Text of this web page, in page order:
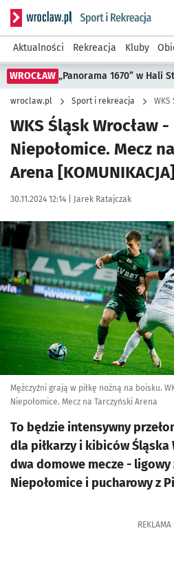
Serwis informacyjny wroclaw.pl
Aktualności Rekreacja Kluby
WROCŁAW „Panorama 1670” w Hali
wroclaw.pl Sport i rekreacja WKS
WKS Śląsk Wrocław -
Niepołomice. Mecz
Arena [KOMUNIKACJA]
Data publikacji:
30.11.2024 12:14 | Autor:
Jarek Ratajczak
Kliknij, aby powiększyć
Mężczyźni grają w piłkę nożną na boisku.
Niepołomice. Mecz na Tarczyński Arena
To będzie intensywny
dla piłkarzy i kibiców Śląska
dwa domowe mecze - ligowy
Niepołomice i pucharowy z
REKLAMA